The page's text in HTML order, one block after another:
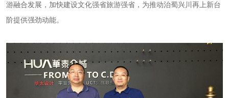
游融合发展，加快建设文化强省旅游强省，为推动治蜀兴川再上新台
阶提供强劲动能。